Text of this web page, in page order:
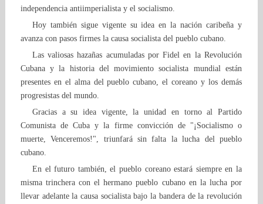
independencia antiimperialista y el socialismo.
Hoy también sigue vigente su idea en la nación caribeña y
avanza con pasos firmes la causa socialista del pueblo cubano.
Las valiosas hazañas acumuladas por Fidel en la Revolución
Cubana y la historia del movimiento socialista mundial están
presentes en el alma del pueblo cubano, el coreano y los demás
progresistas del mundo.
Gracias a su idea vigente, la unidad en torno al Partido
Comunista de Cuba y la firme convicción de "¡Socialismo o
muerte, Venceremos!", triunfará sin falta la lucha del pueblo
cubano.
En el futuro también, el pueblo coreano estará siempre en la
misma trinchera con el hermano pueblo cubano en la lucha por
llevar adelante la causa socialista bajo la bandera de la revolución